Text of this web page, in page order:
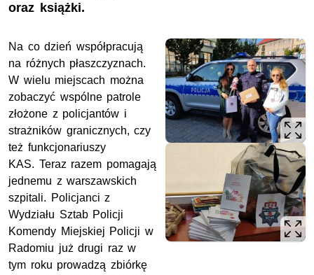
oraz książki.
Na co dzień współpracują
na różnych płaszczyznach.
W wielu miejscach można
zobaczyć wspólne patrole
złożone z policjantów i
strażników granicznych, czy
też funkcjonariuszy
KAS. Teraz razem pomagają
jednemu z warszawskich
szpitali. Policjanci z
Wydziału Sztab Policji
Komendy Miejskiej Policji w
Radomiu już drugi raz w
tym roku prowadzą zbiórkę